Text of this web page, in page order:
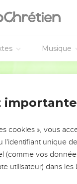
Musique
!
Mais on voit
que ce sont
cookies », vous
l'identifiant unique
(comme vos
utilisateur) dans les